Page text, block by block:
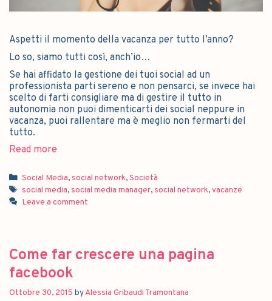
Aspetti il momento della vacanza per tutto l’anno?
Lo so, siamo tutti così, anch’io…
Se hai affidato la gestione dei tuoi social ad un
professionista parti sereno e non pensarci, se invece hai
scelto di farti consigliare ma di gestire il tutto in
autonomia non puoi dimenticarti dei social neppure in
vacanza, puoi rallentare ma è meglio non fermarti del
tutto.
Read more
Social Media, social network,Società
social media, social media manager, social network,vacanze
Leave a comment
Come far crescere una pagina
facebook
Ottobre 30, 2015 byAlessia Gribaudi Tramontana